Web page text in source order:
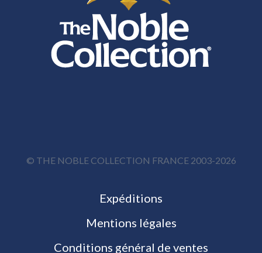
© THE NOBLE COLLECTION FRANCE 2003-2026
Expéditions
Mentions légales
Conditions général de ventes